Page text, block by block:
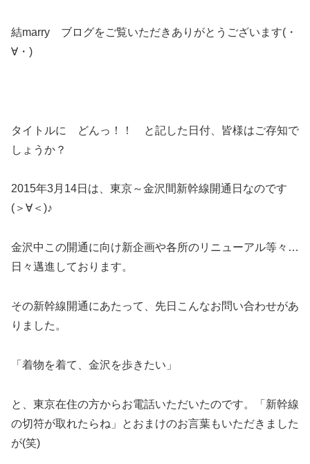
結marry ブログをご覧いただきありがとうございます(・
∀・)
タイトルに どんっ！！ と記した日付、皆様はご存知で
しょうか？
2015年3月14日は、東京～金沢間新幹線開通日なのです
(＞∀＜)♪
金沢中この開通に向け新企画や各所のリニューアル等々…
日々邁進しております。
その新幹線開通にあたって、先日こんなお問い合わせがあ
りました。
「着物を着て、金沢を歩きたい」
と、東京在住の方からお電話いただいたのです。「新幹線
の切符が取れたらね」とおまけのお言葉もいただきました
が(笑)